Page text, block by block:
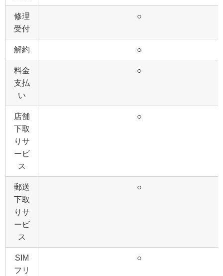
修理
受付
○
解約 ○
料金
支払
い
○
店舗
下取
りサ
ービ
ス
○
郵送
下取
りサ
ービ
ス
○
SIM
フリ
○